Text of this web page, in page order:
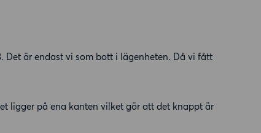
Det är endast vi som bott i lägenheten. Då vi fått
ligger på ena kanten vilket gör att det knappt är